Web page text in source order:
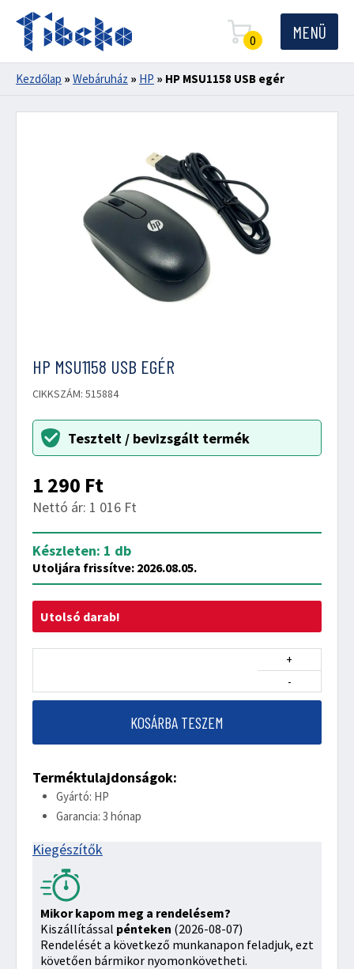
0 MENÜ
Kezdőlap » Webáruház » HP » HP MSU1158 USB egér
HP MSU1158 USB EGÉR
CIKKSZÁM: 515884
Tesztelt / bevizsgált termék
1 290 Ft
Nettó ár: 1 016 Ft
Készleten: 1 db
Utoljára frissítve: 2026.08.05.
Utolsó darab!
-
+
KOSÁRBA TESZEM
Terméktulajdonságok:
Gyártó: HP
Garancia: 3 hónap
Kiegészítők
Mikor kapom meg a rendelésem?
Kiszállítással pénteken (2026-08-07)
Rendelését a következő munkanapon feladjuk, ezt
követően bármikor nyomonkövetheti.